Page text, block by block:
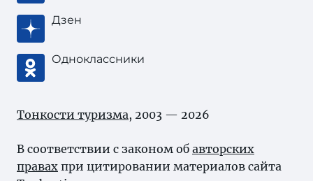
Дзен
Одноклассники
Тонкости туризма, 2003 — 2026
В соответствии с законом об авторских
правах при цитировании материалов сайта